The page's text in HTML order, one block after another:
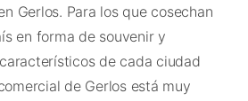
Gerlos. Para los que cosechan
en forma de souvenir y
de cada ciudad
de Gerlos está muy